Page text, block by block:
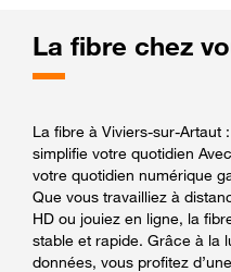
La fibre chez
La fibre à Viviers-sur-Artaut
simplifie votre quotidien
votre quotidien numérique
Que vous travailliez à
HD ou jouiez en ligne, la
stable et rapide. Grâce à la
données, vous profitez